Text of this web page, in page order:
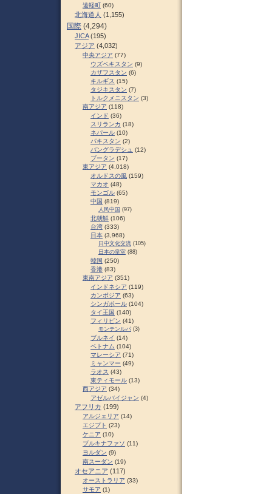
遠軽町 (60)
北海道人 (1,155)
国際 (4,294)
JICA(195)
アジア (4,032)
中央アジア (77)
ウズベキスタン (9)
カザフスタン (6)
キルギス (15)
タジキスタン (7)
トルクメニスタン (3)
南アジア (118)
インド (36)
スリランカ (18)
ネパール (10)
パキスタン (2)
バングラデシュ (12)
ブータン (17)
東アジア (4,018)
オルドスの風 (159)
マカオ (48)
モンゴル (65)
中国 (819)
人民中国 (97)
北朝鮮 (106)
台湾 (333)
日本 (3,968)
日中文化交流 (105)
日本の皇室 (88)
韓国 (250)
香港 (83)
東南アジア (351)
インドネシア (119)
カンボジア (63)
シンガポール (104)
タイ王国 (140)
フィリピン (41)
モンテンルパ (3)
ブルネイ (14)
ベトナム (104)
マレーシア (71)
ミャンマー (49)
ラオス (43)
東ティモール (13)
西アジア (34)
アゼルバイジャン (4)
アフリカ (199)
アルジェリア (14)
エジプト (23)
ケニア (10)
ブルキナファソ (11)
ヨルダン (9)
南スーダン (19)
オセアニア (117)
オーストラリア (33)
サモア (1)